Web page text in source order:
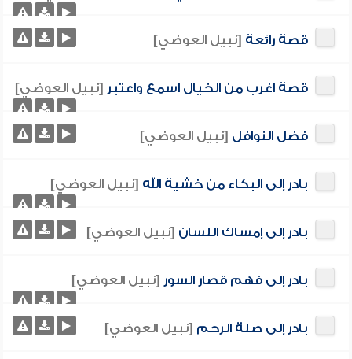
قصة رائعة [نبيل العوضي]
قصة اغرب من الخيال اسمع واعتبر [نبيل العوضي]
فضل النوافل [نبيل العوضي]
بادر إلى البكاء من خشية الله [نبيل العوضي]
بادر إلى إمساك اللسان [نبيل العوضي]
بادر إلى فهم قصار السور [نبيل العوضي]
بادر إلى صلة الرحم [نبيل العوضي]